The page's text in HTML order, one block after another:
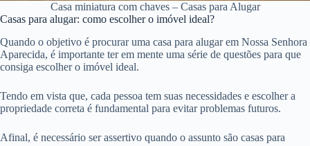
Casa miniatura com chaves – Casas para Alugar
Casas para alugar: como escolher o imóvel ideal?
Quando o objetivo é procurar uma casa para alugar em Nossa Senhora
Aparecida, é importante ter em mente uma série de questões para que
consiga escolher o imóvel ideal.
Tendo em vista que, cada pessoa tem suas necessidades e escolher a
propriedade correta é fundamental para evitar problemas futuros.
Afinal, é necessário ser assertivo quando o assunto são casas para